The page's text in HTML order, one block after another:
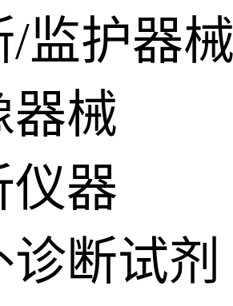
/监护器
器械
仪器
断试剂